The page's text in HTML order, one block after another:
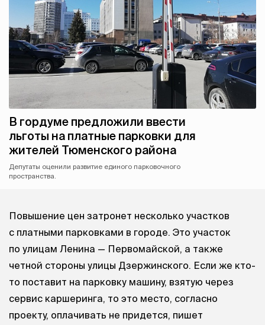
В гордуме предложили ввести
льготы на платные парковки для
жителей Тюменского района
Депутаты оценили развитие единого парковочного
пространства.
Повышение цен затронет несколько участков
с платными парковками в городе. Это участок
по улицам Ленина — Первомайской, а также
четной стороны улицы Дзержинского. Если же кто-
то поставит на парковку машину, взятую через
сервис каршеринга, то это место, согласно
проекту, оплачивать не придется, пишет